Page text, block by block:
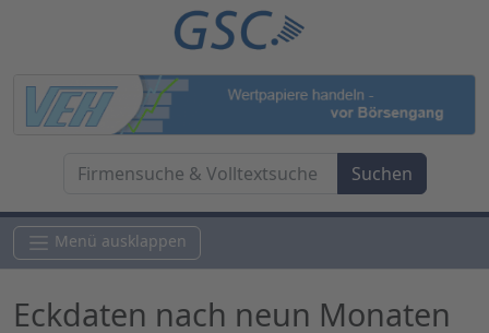
Menü ausklappen
Eckdaten nach neun Monaten